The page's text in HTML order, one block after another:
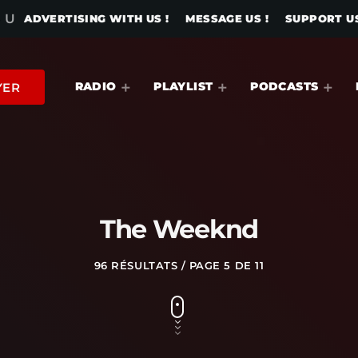
U ADVERTISING WITH US ! MESSAGE US ! SUPPORT
RADIO PLAYLIST PODCASTS
The Weeknd
96 RÉSULTATS / PAGE 5 DE 11